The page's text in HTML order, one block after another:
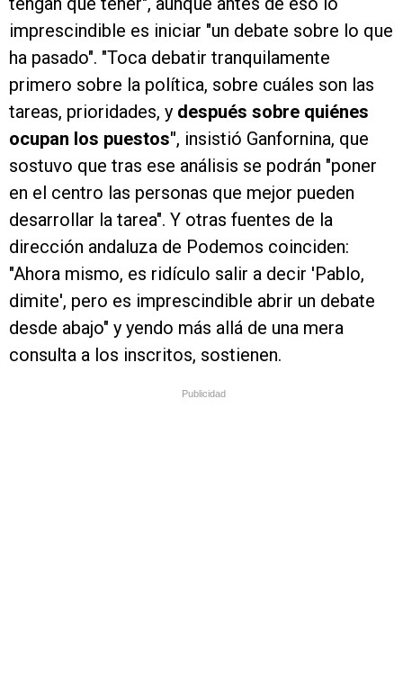
imprescindible es iniciar "un debate sobre lo que
ha pasado". "Toca debatir tranquilamente
primero sobre la política, sobre cuáles son las
tareas, prioridades, y después sobre quiénes
ocupan los puestos", insistió Ganfornina, que
sostuvo que tras ese análisis se podrán "poner
en el centro las personas que mejor pueden
desarrollar la tarea". Y otras fuentes de la
dirección andaluza de Podemos coinciden:
"Ahora mismo, es ridículo salir a decir 'Pablo,
dimite', pero es imprescindible abrir un debate
desde abajo" y yendo más allá de una mera
consulta a los inscritos, sostienen.
Publicidad